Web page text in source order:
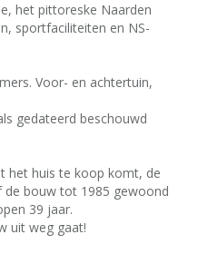
het pittoreske Naarden
sportfaciliteiten en NS-
Voor- en achtertuin,
gedateerd beschouwd
het huis te koop komt, de
de bouw tot 1985 gewoond
39 jaar.
uit weg gaat!